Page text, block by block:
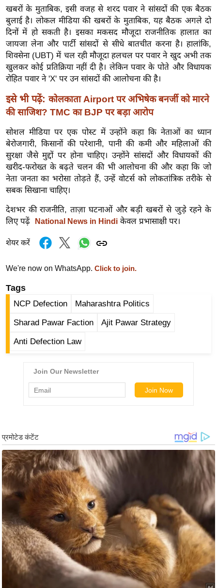
म
नो
रं
ज
न
ज
त
बॉ
ली
वु
ड
हॉ
ली
वु
ड
फि
स
क्षा
B
a
k
ला
इ
फ
स्टा
इ
टे
क्नॉ
लॉ
जी
ब्यू
खबरों के मुताबिक, इसी वजह से शरद पवार ने सांसदों की एक बैठक
बुलाई है। लोकल मीडिया की खबरों के मुताबिक, यह बैठक अगले दो
दिनों में हो सकती है। इसका मकसद मौजूदा राजनीतिक हालात का
जायजा लेना और पार्टी सांसदों से सीधे बातचीत करना है। हालांकि,
शिवसेना (UBT) में चल रही मौजूदा हलचल पर पवार ने खुद अभी तक
खुलकर कोई प्रतिक्रिया नहीं दी है। लेकिन पवार के पोते और विधायक
रोहित पवार ने 'X' पर उन सांसदों की आलोचना की है।
इसे भी पढ़ें: कोलकाता Airport पर अभिषेक बनर्जी को मारने
की साजिश? TMC का BJP पर बड़ा आरोप
सोशल मीडिया पर एक पोस्ट में उन्होंने कहा कि नेताओं का ध्यान
बेरोजगारी, किसानों की परेशानी, पानी की कमी और महिलाओं की
सुरक्षा जैसे मुद्दों पर होना चाहिए। उन्होंने सांसदों और विधायकों की
खरीद-फरोख्त के बढ़ते चलन की भी आलोचना की और कहा कि जो
नेता जनता का भरोसा तोड़ते हैं, उन्हें वोटर्स को लोकतांत्रिक तरीके से
सबक सिखाना चाहिए।
देशभर की राजनीति, ताज़ा घटनाओं और बड़ी खबरों से जुड़े रहने के
लिए पढ़ें
National News in Hindi केवल प्रभासाक्षी पर।
शेयर करें
We're now on WhatsApp. Click to join.
Tags
NCP Defection Maharashtra Politics
Sharad Pawar Faction Ajit Pawar Strategy
Anti Defection Law